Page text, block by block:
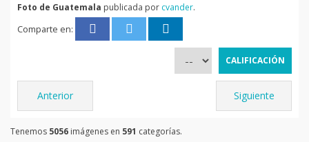
Foto de Guatemala publicada por cvander.
Comparte en:
Anterior Siguiente
Tenemos 5056 imágenes en 591 categorías.